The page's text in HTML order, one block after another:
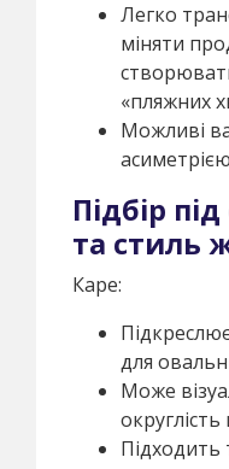
Легко
міняти
«пляжних
Можливі
Підбір
та стиль
Каре:
для
Може
Підходить